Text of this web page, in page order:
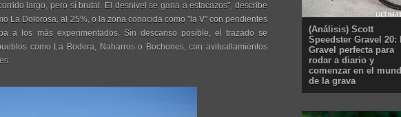
largo, pero sí brutal. El desnivel se gana a estacazos", describe
La Dolorosa, al 25%, o la zona conocida como "la V" con pendientes
a los más experimentados. Sin descanso posible, el trazado se
como La Bodera, Naharros o Bochones, con avituallamientos
(Análisis) Scott
Speedster Gravel 20:
Gravel perfecta para
rodar a diario y
comenzar en el
de la grava